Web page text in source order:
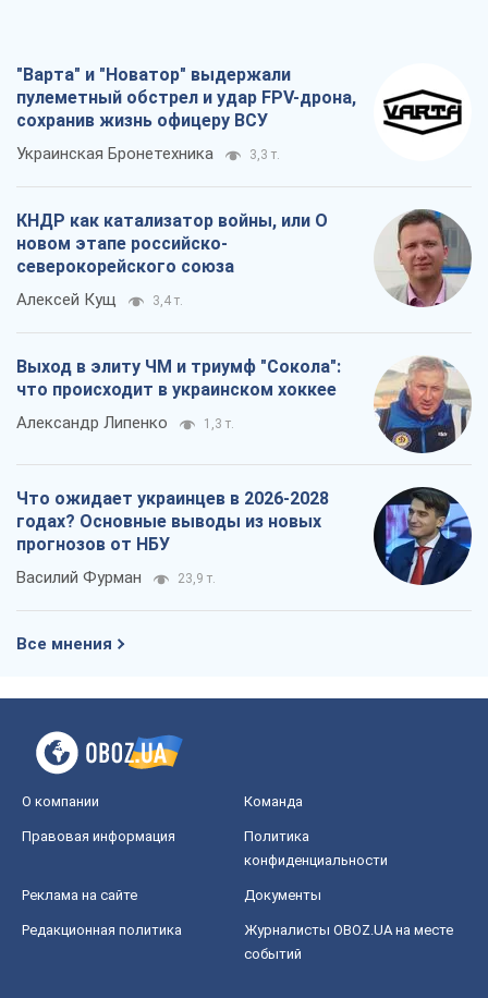
"Варта" и "Новатор" выдержали
пулеметный обстрел и удар FPV-дрона,
сохранив жизнь офицеру ВСУ
Украинская Бронетехника 3,3 т.
КНДР как катализатор войны, или О
новом этапе российско-
северокорейского союза
Алексей Кущ 3,4 т.
Выход в элиту ЧМ и триумф "Сокола":
что происходит в украинском хоккее
Александр Липенко 1,3 т.
Что ожидает украинцев в 2026-2028
годах? Основные выводы из новых
прогнозов от НБУ
Василий Фурман 23,9 т.
Все мнения
О компании Команда
Правовая информация
Политика
конфиденциальности
Реклама на сайте Документы
Редакционная политика
Журналисты OBOZ.UA на месте
событий